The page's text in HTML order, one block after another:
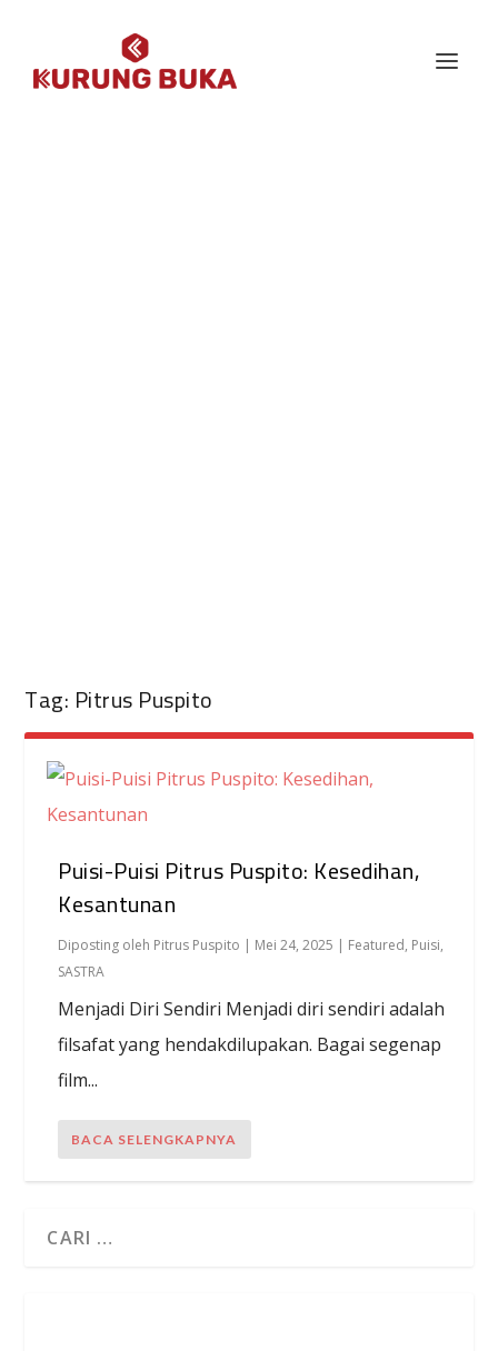
Tag: Pitrus Puspito
Puisi-Puisi Pitrus Puspito: Kesedihan,
Kesantunan
Diposting oleh Pitrus Puspito | Mei 24, 2025 | Featured, Puisi,
SASTRA
Menjadi Diri Sendiri Menjadi diri sendiri adalah
filsafat yang hendakdilupakan. Bagai segenap
film...
BACA SELENGKAPNYA